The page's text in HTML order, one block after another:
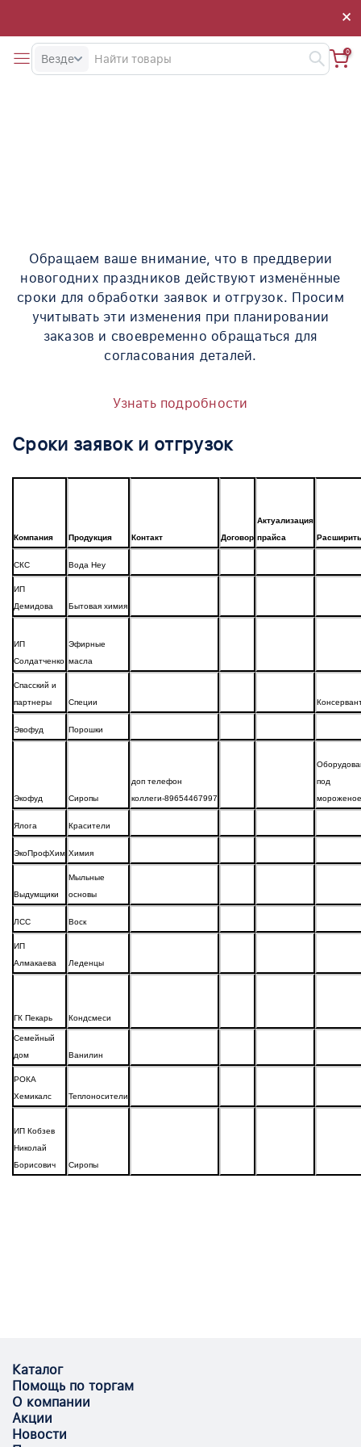
×
Везде
0
Обращаем ваше внимание, что в преддверии
новогодних праздников действуют изменённые
сроки для обработки заявок и отгрузок. Просим
учитывать эти изменения при планировании
заказов и своевременно обращаться для
согласования деталей.
Узнать подробности
Сроки заявок и отгрузок
Компания Продукция Контакт Договор
Актуализация
прайса
Расширить
СКС Вода Hey
ИП
Демидова
Бытовая химия
ИП
Солдатченко
Эфирные
масла
Спасский и
партнеры
Специи
Эвофуд Порошки
Экофуд Сиропы
доп телефон
коллеги-89654467997
под
мороженое
Ялога Красители
ЭкоПрофХим Химия
Выдумщики
Мыльные
основы
ЛСС Воск
ИП
Алмакаева
Леденцы
ГК Пекарь Кондсмеси
Семейный
дом
Ванилин
РОКА
Хемикалс
Теплоносители
ИП Кобзев
Николай
Борисович
Сиропы
Каталог
Помощь по торгам
О компании
Акции
Новости